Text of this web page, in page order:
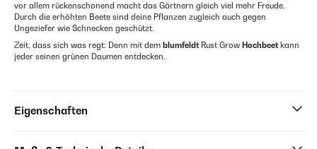
vor allem rückenschonend macht das Gärtnern gleich viel mehr Freude.
Durch die erhöhten Beete sind deine Pflanzen zugleich auch gegen
Ungeziefer wie Schnecken geschützt.
Zeit, dass sich was regt: Denn mit dem blumfeldtRust Grow Hochbeetkann
jeder seinen grünen Daumen entdecken.
Eigenschaften